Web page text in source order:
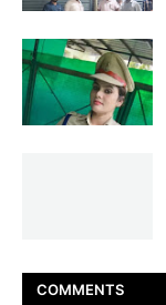
COMMENTS